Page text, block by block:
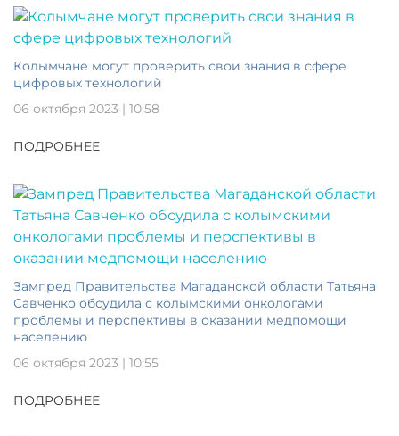
Колымчане могут проверить свои знания в сфере
цифровых технологий
06 октября 2023 | 10:58
ПОДРОБНЕЕ
Зампред Правительства Магаданской области Татьяна
Савченко обсудила с колымскими онкологами
проблемы и перспективы в оказании медпомощи
населению
06 октября 2023 | 10:55
ПОДРОБНЕЕ